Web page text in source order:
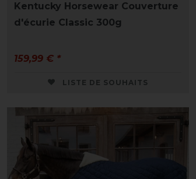
Kentucky Horsewear Couverture
d'écurie Classic 300g
159,99 € *
LISTE DE SOUHAITS